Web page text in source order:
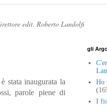
edit. Roberto Landolfi
stata inaugurata la
parole piene di
gli
Ho
I